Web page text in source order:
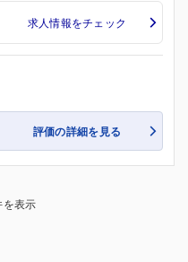
求人情報をチェック
評価の詳細を見る
表示